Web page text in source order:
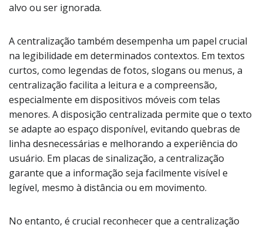
alvo ou ser ignorada.
A centralização também desempenha um papel crucial
na legibilidade em determinados contextos. Em textos
curtos, como legendas de fotos, slogans ou menus, a
centralização facilita a leitura e a compreensão,
especialmente em dispositivos móveis com telas
menores. A disposição centralizada permite que o texto
se adapte ao espaço disponível, evitando quebras de
linha desnecessárias e melhorando a experiência do
usuário. Em placas de sinalização, a centralização
garante que a informação seja facilmente visível e
legível, mesmo à distância ou em movimento.
No entanto, é crucial reconhecer que a centralização